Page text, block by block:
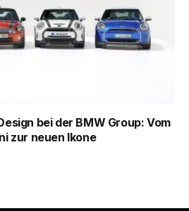
bei der BMW Group: Vom
zur neuen Ikone